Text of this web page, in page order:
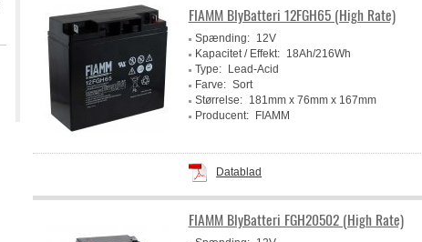
FIAMM BlyBatteri 12FGH65 (High Rate)
Spænding:
12V
Kapacitet / Effekt:
18Ah/216Wh
Type:
Lead-Acid
Farve: Sort
Størrelse:
181mm x 76mm x 167mm
Producent:
FIAMM
Datablad
FIAMM BlyBatteri FGH20502 (High Rate)